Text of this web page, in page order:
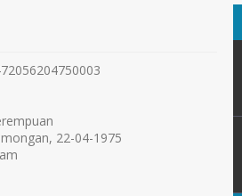
22-04-1975